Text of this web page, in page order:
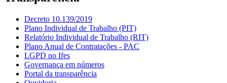
Decreto 10.139/2019
Plano Individual de Trabalho (PIT)
Relatório Individual de Trabalho (RIT)
Plano Anual de Contratações - PAC
LGPD no Ifes
Governança em números
Portal da transparência